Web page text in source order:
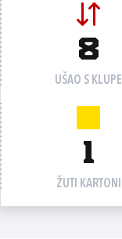
8
UŠAO S KLUPE
1
ŽUTI KARTONI